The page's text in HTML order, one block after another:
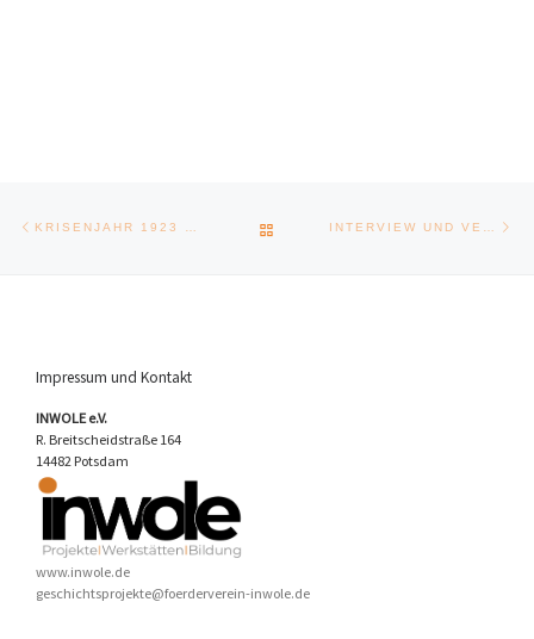
BACK TO POST LIST
Impressum und Kontakt
INWOLE e.V.
R. Breitscheidstraße 164
14482 Potsdam
www.inwole.de
geschichtsprojekte@foerderverein-inwole.de